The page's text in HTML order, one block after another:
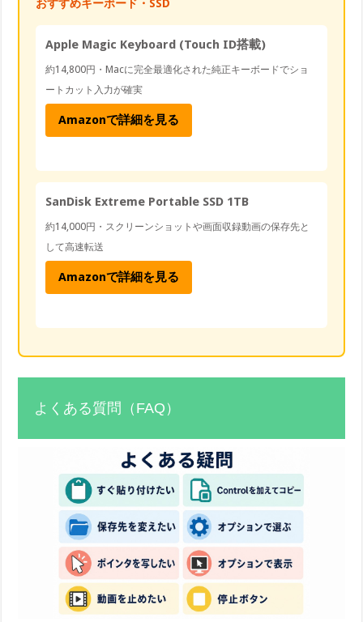
おすすめキーボード・SSD
Apple Magic Keyboard (Touch ID搭載)
約14,800円・Macに完全最適化された純正キーボードでショ
ートカット入力が確実
Amazonで詳細を見る
SanDisk Extreme Portable SSD 1TB
約14,000円・スクリーンショットや画面収録動画の保存先と
して高速転送
Amazonで詳細を見る
よくある質問（FAQ）